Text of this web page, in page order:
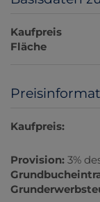
Kaufpreis
Fläche
Kaufpreis:
Provision: 3%